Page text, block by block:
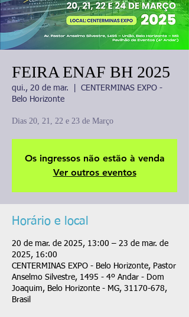
FEIRA ENAF BH 2025
qui., 20 de mar.
CENTERMINAS EXPO -
Belo Horizonte
Dias 20, 21, 22 e 23 de Março
Os ingressos não estão à venda
Ver outros eventos
Horário e local
20 de mar. de 2025, 13:00 – 23 de mar. de
2025, 16:00
CENTERMINAS EXPO - Belo Horizonte, Pastor
Anselmo Silvestre, 1495 - 4º Andar - Dom
Joaquim, Belo Horizonte - MG, 31170-678,
Brasil